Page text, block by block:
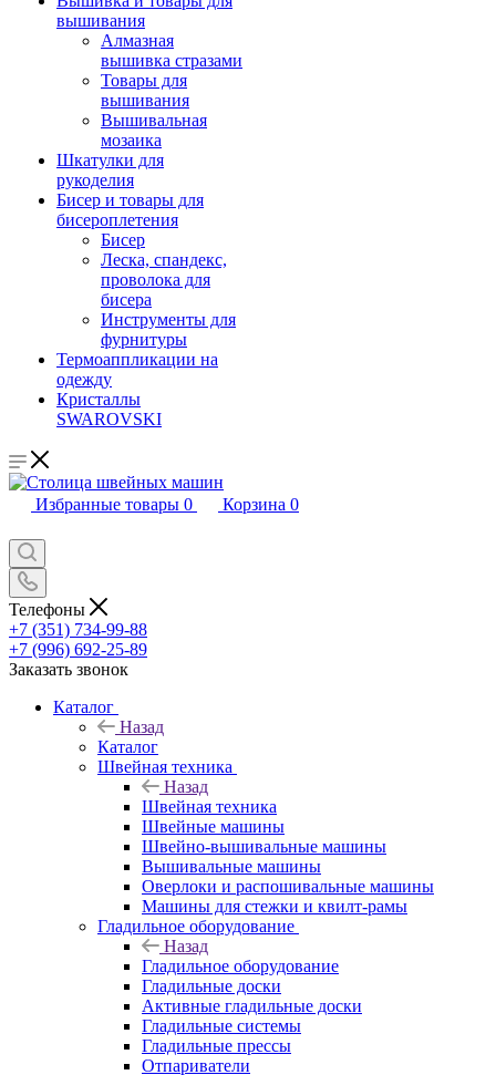
вышивания
Алмазная
вышивка стразами
Товары для
вышивания
Вышивальная
мозаика
Шкатулки для
рукоделия
Бисер и товары для
бисероплетения
Бисер
Леска, спандекс,
проволока для
бисера
Инструменты для
фурнитуры
Термоаппликации на
одежду
Кристаллы
SWAROVSKI
Избранные товары 0 Корзина 0
Телефоны
+7 (351) 734-99-88
+7 (996) 692-25-89
Заказать звонок
Каталог
Назад
Каталог
Швейная техника
Назад
Швейная техника
Швейные машины
Швейно-вышивальные машины
Вышивальные машины
Оверлоки и распошивальные машины
Машины для стежки и квилт-рамы
Гладильное оборудование
Назад
Гладильное оборудование
Гладильные доски
Активные гладильные доски
Гладильные системы
Гладильные прессы
Отпариватели